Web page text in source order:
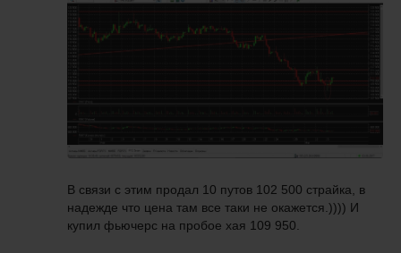
В связи с этим продал 10 путов 102 500 страйка, в
надежде что цена там все таки не окажется.)))) И
купил фьючерс на пробое хая 109 950.